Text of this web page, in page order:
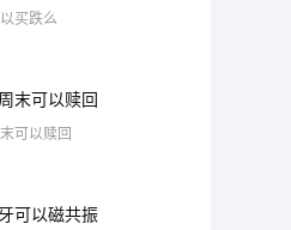
买跌么
末可以赎回
可以赎回
可以磁共振